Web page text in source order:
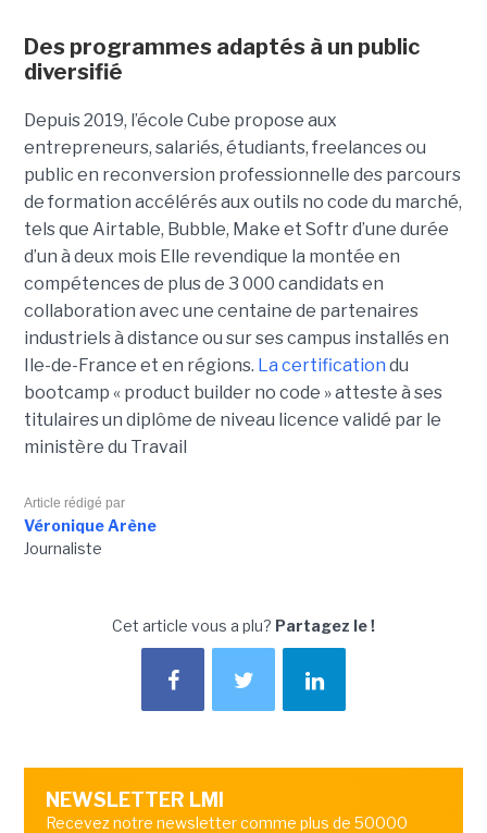
Des programmes adaptés à un public
diversifié
Depuis 2019, l’école Cube propose aux
entrepreneurs, salariés, étudiants, freelances ou
public en reconversion professionnelle des parcours
de formation accélérés aux outils no code du marché,
tels que Airtable, Bubble, Make et Softr d’une durée
d’un à deux mois Elle revendique la montée en
compétences de plus de 3 000 candidats en
collaboration avec une centaine de partenaires
industriels à distance ou sur ses campus installés en
Ile-de-France et en régions. La certification du
bootcamp « product builder no code » atteste à ses
titulaires un diplôme de niveau licence validé par le
ministère du Travail
Article rédigé par
Véronique Arène
Journaliste
Cet article vous a plu? Partagez le !
NEWSLETTER LMI
Recevez notre newsletter comme plus de 50000